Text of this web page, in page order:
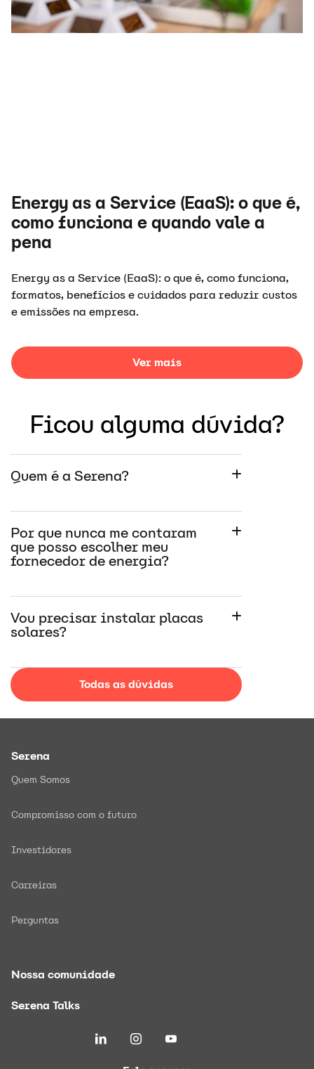
Energy as a Service (EaaS): o que é,
como funciona e quando vale a
pena
Energy as a Service (EaaS): o que é, como funciona,
formatos, benefícios e cuidados para reduzir custos
e emissões na empresa.
Ver mais
Ficou alguma dúvida?
Quem é a Serena?
Por que nunca me contaram
que posso escolher meu
fornecedor de energia?
Vou precisar instalar placas
solares?
Todas as dúvidas
Serena
Quem Somos
Compromisso com o futuro
Investidores
Carreiras
Perguntas
Nossa comunidade
Serena Talks